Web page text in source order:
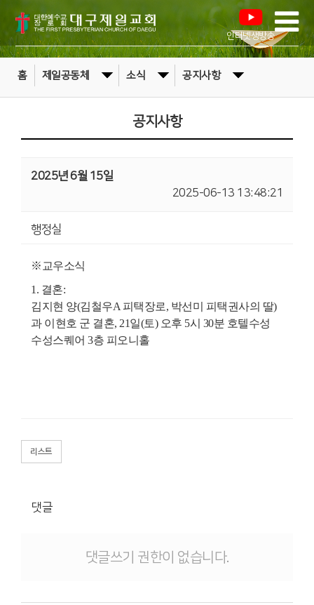
인터넷생방송
홈 제일공동체 소식 공지사항
공지사항
2025년 6월 15일
2025-06-13 13:48:21
행정실
※교우소식
1. 결혼:
김지현 양(김철우A 피택장로, 박선미 피택권사의 딸)
과 이현호 군 결혼, 21일(토) 오후 5시 30분 호텔수성
수성스퀘어 3층 피오니홀
리스트
댓글
댓글쓰기 권한이 없습니다.